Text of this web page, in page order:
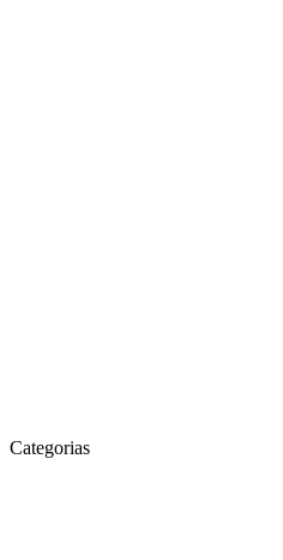
Categorias